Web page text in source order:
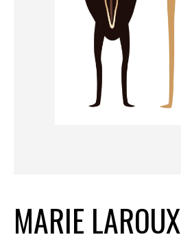
MARIE LAROUX